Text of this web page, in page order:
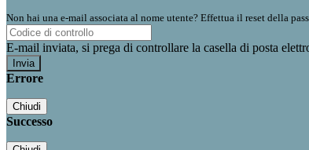
Non hai una e-mail associata al nome utente? Effettua il reset della
E-mail inviata, si prega di controllare la casella di posta
Errore
Chiudi
Successo